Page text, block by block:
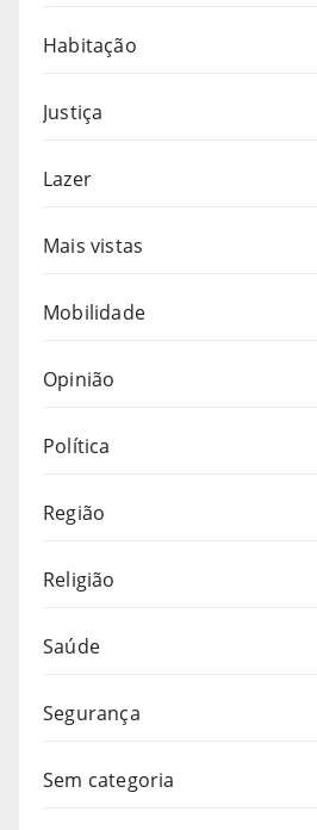
Habitação
Justiça
Lazer
Mais vistas
Mobilidade
Opinião
Política
Região
Religião
Saúde
Segurança
Sem categoria